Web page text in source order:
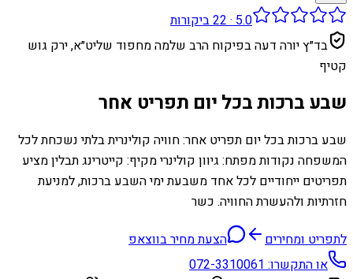
5.0
·
22ביקורות
בד״ץ יורה דעה בפיקוח הרב שלמה מחפוד שליט״א, ירק גוש
קטיף
שבע ברכות בכל יום תפריט אחר
שבע ברכות בכל יום תפריט אחר: חוויה קולינרית בלתי נשכחת לכל
המשפחה נקודות מפתח: גיוון קולינרי מקיף: קייטרינג תבלין מציע
תפריטים ייחודיים לכל אחד משבעת ימי השבע ברכות, למניעת
חזרתיות ולהעשרת החוויה. כשר
לתפריט ומחירים
הצעת מחיר בווצאפ
או התקשרו:072-3310061